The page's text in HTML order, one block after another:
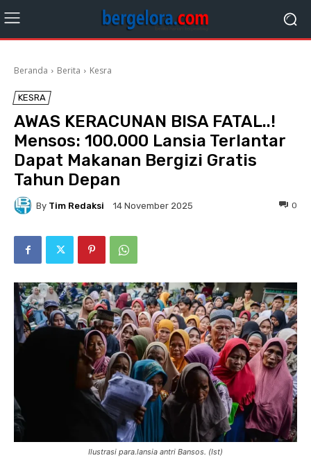
Beranda Berita Kesra
KESRA
AWAS KERACUNAN BISA FATAL..!
Mensos: 100.000 Lansia Terlantar
Dapat Makanan Bergizi Gratis
Tahun Depan
By Tim Redaksi 14 November 2025 0
Ilustrasi para.lansia antri Bansos. (Ist)